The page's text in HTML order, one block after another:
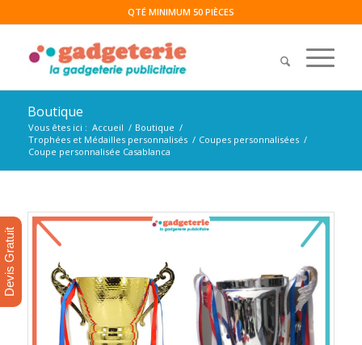
QTÉ MINIMUM 50 PIÈCES
Boutique
Vous êtes ici : Accueil / Boutique /
Trophées et Médailles personnalisés / Coupes personnalisées /
Coupe personnalisée Casablanca
Devis Gratuit